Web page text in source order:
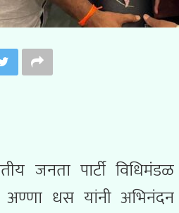
जनता पार्टी
अण्णा धस यांनी